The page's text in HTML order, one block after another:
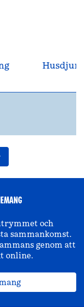
Husdjur
och
sammankomst.
genom att
online.